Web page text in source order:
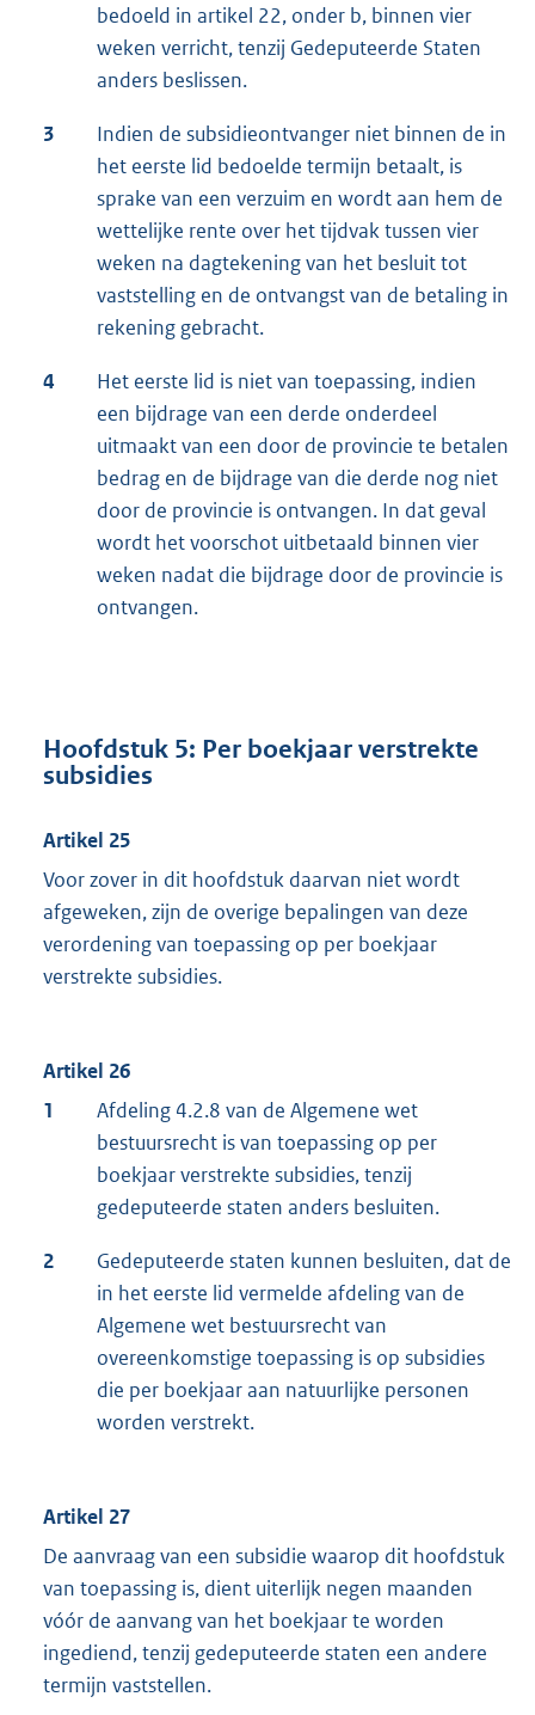
bedoeld in artikel 22, onder b, binnen vier
weken verricht, tenzij Gedeputeerde Staten
anders beslissen.
3
Indien de subsidieontvanger niet binnen de in
het eerste lid bedoelde termijn betaalt, is
sprake van een verzuim en wordt aan hem de
wettelijke rente over het tijdvak tussen vier
weken na dagtekening van het besluit tot
vaststelling en de ontvangst van de betaling in
rekening gebracht.
4
Het eerste lid is niet van toepassing, indien
een bijdrage van een derde onderdeel
uitmaakt van een door de provincie te betalen
bedrag en de bijdrage van die derde nog niet
door de provincie is ontvangen. In dat geval
wordt het voorschot uitbetaald binnen vier
weken nadat die bijdrage door de provincie is
ontvangen.
Hoofdstuk 5: Per boekjaar verstrekte
subsidies
Artikel 25
Voor zover in dit hoofdstuk daarvan niet wordt
afgeweken, zijn de overige bepalingen van deze
verordening van toepassing op per boekjaar
verstrekte subsidies.
Artikel 26
1
Afdeling 4.2.8 van de Algemene wet
bestuursrecht is van toepassing op per
boekjaar verstrekte subsidies, tenzij
gedeputeerde staten anders besluiten.
2
Gedeputeerde staten kunnen besluiten, dat de
in het eerste lid vermelde afdeling van de
Algemene wet bestuursrecht van
overeenkomstige toepassing is op subsidies
die per boekjaar aan natuurlijke personen
worden verstrekt.
Artikel 27
De aanvraag van een subsidie waarop dit hoofdstuk
van toepassing is, dient uiterlijk negen maanden
vóór de aanvang van het boekjaar te worden
ingediend, tenzij gedeputeerde staten een andere
termijn vaststellen.